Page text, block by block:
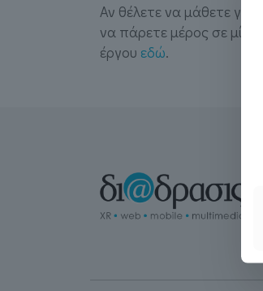
Αν θέλετε να μάθετε για
να πάρετε μέρος σε μία
έργου εδώ.